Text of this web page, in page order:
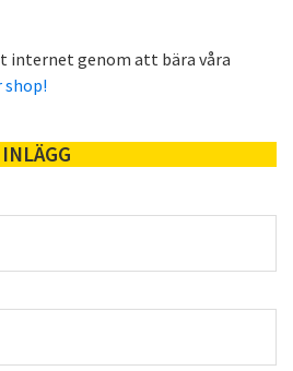
genom att bära våra
shop!